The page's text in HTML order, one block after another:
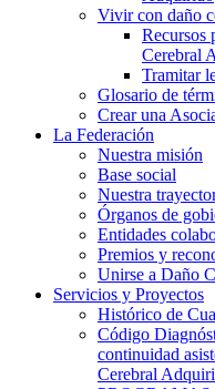
Vivir con daño
Recursos
Cerebral
Tramitar
Glosario de
Crear una
La Federación
Nuestra misión
Base social
Nuestra
Órganos de
Entidades
Premios y
Unirse a Daño
Servicios y Proyectos
Histórico de
Código
continuidad
Cerebral